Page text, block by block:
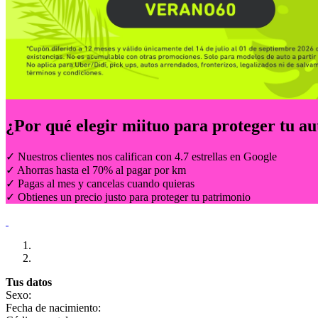
¿Por qué elegir miituo para proteger tu
✓ Nuestros clientes nos califican con 4.7 estrellas en Google
✓ Ahorras hasta el 70% al pagar por km
✓ Pagas al mes y cancelas cuando quieras
✓ Obtienes un precio justo para proteger tu patrimonio
Tus datos
Sexo:
Fecha de nacimiento: